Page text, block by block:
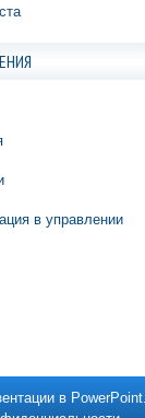
в управлении
в PowerPoint.